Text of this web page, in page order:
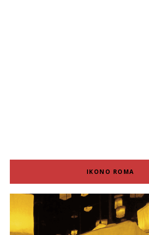
IKONO ROMA